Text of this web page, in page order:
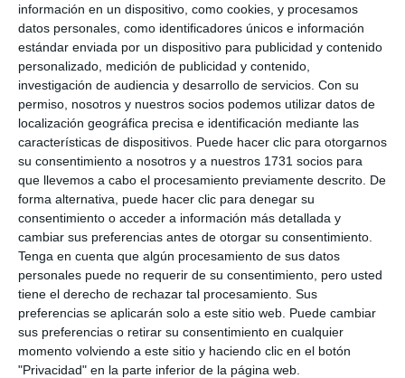
información en un dispositivo, como cookies, y procesamos
datos personales, como identificadores únicos e información
estándar enviada por un dispositivo para publicidad y contenido
personalizado, medición de publicidad y contenido,
investigación de audiencia y desarrollo de servicios. Con su
permiso, nosotros y nuestros socios podemos utilizar datos de
localización geográfica precisa e identificación mediante las
características de dispositivos. Puede hacer clic para otorgarnos
su consentimiento a nosotros y a nuestros 1731 socios para
que llevemos a cabo el procesamiento previamente descrito. De
forma alternativa, puede hacer clic para denegar su
consentimiento o acceder a información más detallada y
cambiar sus preferencias antes de otorgar su consentimiento.
Tenga en cuenta que algún procesamiento de sus datos
personales puede no requerir de su consentimiento, pero usted
tiene el derecho de rechazar tal procesamiento. Sus
preferencias se aplicarán solo a este sitio web. Puede cambiar
sus preferencias o retirar su consentimiento en cualquier
momento volviendo a este sitio y haciendo clic en el botón
"Privacidad" en la parte inferior de la página web.
admiración por el joven tenista español a quien le
cuesta comparar con ningún otro jugador al que se
haya enfrentado antes, pero que si tuviera que
elegir a uno, ese sería tal vezRafael Nadal.
"Carlos es increíble.Su talento es difícil de
compararcon el de ningún otro jugador", admitía
Medvedev a los medios de prensa. "
Pensaría
quizá en Rafa Nadalaunque es difícil establecer
comparaciones debido a que Rafa es zurdo, así
que no puedes comparar su bola realmente. Es
increíble ver cómo Carlos golpea de derecha, en
realidad no creo que nadie pueda golpear así de
fuerte al mismo tiempo que con tanto efecto. Por
eso ha conseguido entre otras cosas, convertirse
en elnúmero uno más joven de la historia",